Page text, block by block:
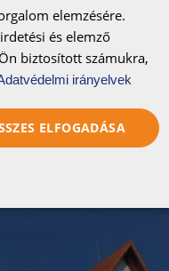
elemzésére.
és elemző
biztosított számukra,
irányelvek
ELFOGADÁSA